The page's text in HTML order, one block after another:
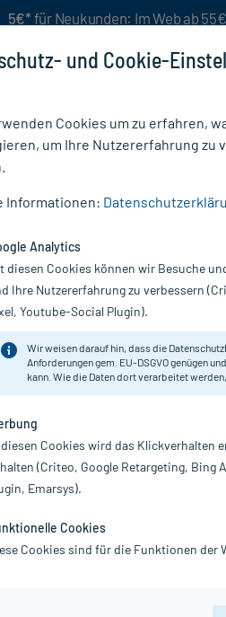
5€* für Neukunden: Im Web ab
Nur für kurze Zeit:
75 ml
und Cookie-
Cookies um zu erfahren,
um Ihre Nutzererfahrung zu
Informationen:
Analytics
diesen Cookies können wir Besuche
Ihre Nutzererfahrung zu verbessern
Youtube-Social Plugin).
Wir weisen darauf hin, dass die
Anforderungen gem. EU-DSGVO genügen
kann. Wie die Daten dort verarbeitet
Cookies wird das Klickverhalten
(Criteo, Google Retargeting, Bing
Emarsys).
Cookies
Cookies sind für die Funktionen